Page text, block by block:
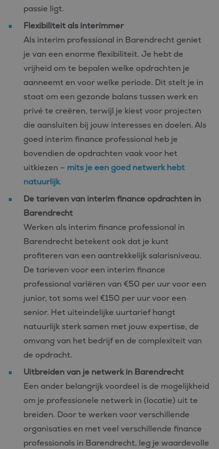
passie ligt.
Flexibiliteit als interimmer
Als interim professional in Barendrecht geniet
je van een enorme flexibiliteit. Je hebt de
vrijheid om te bepalen welke opdrachten je
aanneemt en voor welke periode. Dit stelt je in
staat om een gezonde balans tussen werk en
privé te creëren, terwijl je kiest voor projecten
die aansluiten bij jouw interesses en doelen. Als
goed interim finance professional heb je
bovendien de opdrachten vaak voor het
uitkiezen – mits je een goed netwerk hebt
natuurlijk.
De tarieven van interim finance opdrachten in
Barendrecht
Werken als interim finance professional in
Barendrecht betekent ook dat je kunt
profiteren van een aantrekkelijk salarisniveau.
De tarieven voor een interim finance
professional variëren van €50 per uur voor een
junior, tot soms wel €150 per uur voor een
senior. Het uiteindelijke uurtarief hangt
natuurlijk sterk samen met jouw expertise, de
omvang van het bedrijf en de complexiteit van
de opdracht.
Uitbreiden van je netwerk in Barendrecht
Een ander belangrijk voordeel is de mogelijkheid
om je professionele netwerk in (locatie) uit te
breiden. Door te werken voor verschillende
organisaties en met veel verschillende finance
professionals in Barendrecht, leg je waardevolle